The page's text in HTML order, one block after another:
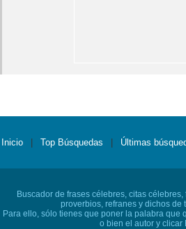
Inicio Top Búsquedas Últimas
Buscador de frases célebres, citas
proverbios, refranes y dichos de
Para ello, sólo tienes que poner la palabra que
o bien el autor y clicar